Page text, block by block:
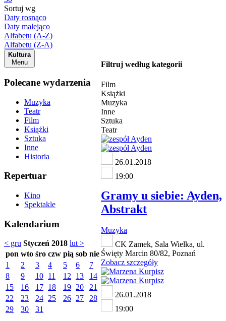
Sortuj wg
Daty rosnąco
Daty malejąco
Alfabetu (A-Z)
Alfabetu (Z-A)
Kultura
Menu
Polecane wydarzenia
Muzyka
Teatr
Film
Książki
Sztuka
Inne
Historia
Repertuar
Kino
Spektakle
Kalendarium
< gru Styczeń 2018 lut >
pon wto śro czw pią sob nie
1
2 3 4 5 6
7
8
9 10 11 12 13
14
15
16 17 18 19 20
21
22
23 24 25 26 27
28
29
30 31
Filtruj według kategorii
Film
Książki
Muzyka
Inne
Sztuka
Teatr
26.01.2018
19:00
Gramy u siebie: Ayden,
Abstrakt
Muzyka
CK Zamek, Sala Wielka, ul.
Święty Marcin 80/82, Poznań
Zobacz szczegóły
26.01.2018
19:00